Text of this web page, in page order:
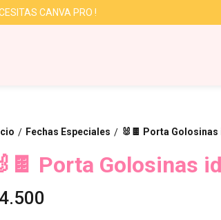
CANVA PRO !
/ Fechas Especiales / 🐰🍫 Porta Golosinas
Porta Golosinas